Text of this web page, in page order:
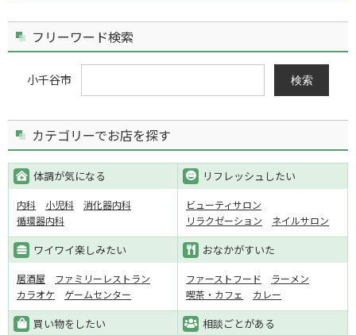
フリーワード検索
小千谷市 検索
カテゴリーでお店を探す
体調が気になる
内科 小児科
消化器内科
循環器内科
リフレッシュしたい
ビューティサロン
リラクゼーション
ネイルサロン
ワイワイ楽しみたい
居酒屋
ファミリーレストラン
カラオケ
ゲームセンター
おなかがすいた
ファーストフード
ラーメン
喫茶・カフェ
カレー
買い物をしたい 相談ごとがある